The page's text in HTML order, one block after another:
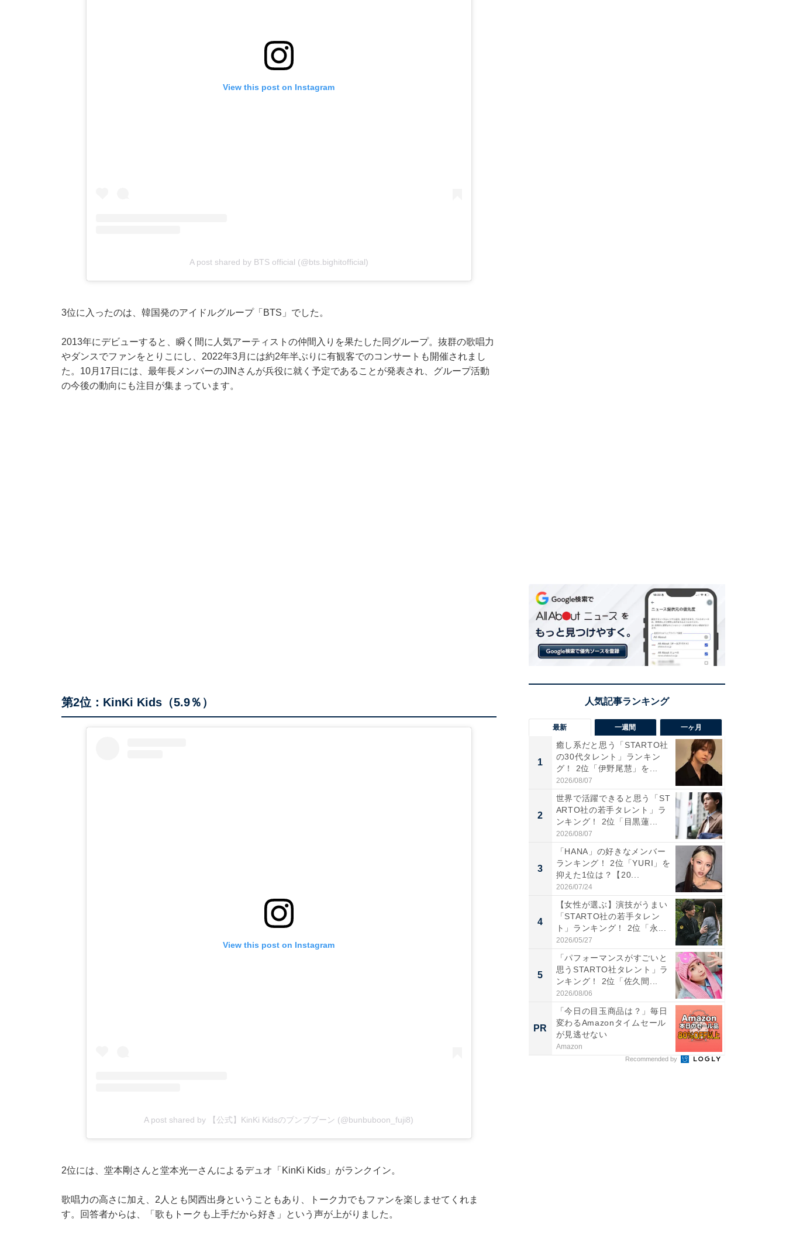
View this post on Instagram
A post shared by BTS official (@bts.bighitofficial)
3位に入ったのは、韓国発のアイドルグループ「BTS」でした。
2013年にデビューすると、瞬く間に人気アーティストの仲間入りを果たした同グループ。抜群の歌唱力
やダンスでファンをとりこにし、2022年3月には約2年半ぶりに有観客でのコンサートも開催されまし
た。10月17日には、最年長メンバーのJINさんが兵役に就く予定であることが発表され、グループ活動
の今後の動向にも注目が集まっています。
第2位：KinKi Kids（5.9％）
View this post on Instagram
A post shared by 【公式】KinKi Kidsのブンブブーン (@bunbuboon_fuji8)
2位には、堂本剛さんと堂本光一さんによるデュオ「KinKi Kids」がランクイン。
歌唱力の高さに加え、2人とも関西出身ということもあり、トーク力でもファンを楽しませてくれま
す。回答者からは、「歌もトークも上手だから好き」という声が上がりました。
最新 一週間 一ヶ月
1
癒し系だと思う「STARTO社
の30代タレント」ランキン
グ！ 2位「伊野尾慧」を...
2026/08/07
2
世界で活躍できると思う「ST
ARTO社の若手タレント」ラ
ンキング！ 2位「目黒蓮...
2026/08/07
3
「HANA」の好きなメンバー
ランキング！ 2位「YURI」を
抑えた1位は？【20...
2026/07/24
4
【女性が選ぶ】演技がうまい
「STARTO社の若手タレン
ト」ランキング！ 2位「永...
2026/05/27
5
「パフォーマンスがすごいと
思うSTARTO社タレント」ラ
ンキング！ 2位「佐久間...
2026/08/06
PR
「今日の目玉商品は？」毎日
変わるAmazonタイムセール
が見逃せない
Amazon
Recommended by